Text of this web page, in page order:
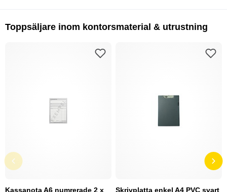
Toppsäljare inom kontorsmaterial & utrustning
Kassanota A6 numrerade 2 x
Skrivplatta enkel A4 PVC svart